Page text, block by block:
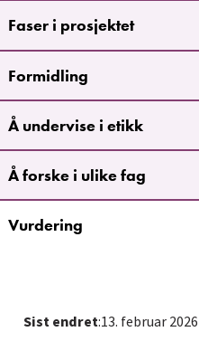
Faser i prosjektet
Formidling
Å undervise i etikk
Å forske i ulike fag
Vurdering
Sist endret:13. februar 2026